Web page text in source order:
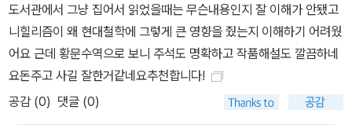
도서관에서 그냥 집어서 읽었을때는 무슨내용인지 잘 이해가 안됐고
니힐리즘이 왜 현대철학에 그렇게 큰 영향을 줬는지 이해하기 어려웠
어요 근데 황문수역으로 보니 주석도 명확하고 작품해설도 깔끔하네
요돈주고 사길 잘한거같네요추천합니다!
공감 (0) 댓글 (0)